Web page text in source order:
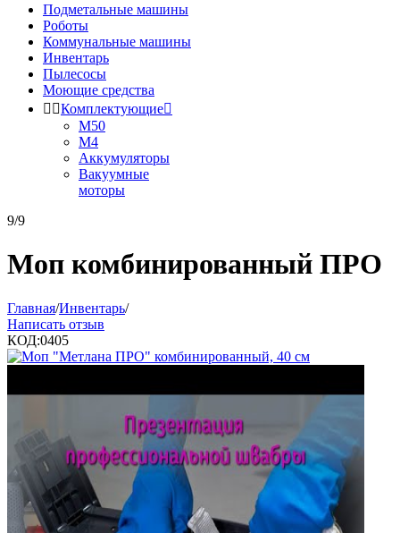
Подметальные машины
Роботы
Коммунальные машины
Инвентарь
Пылесосы
Моющие средства
 Комплектующие
М50
М4
Аккумуляторы
Вакуумные
моторы
9/9
Моп комбинированный ПРО
Главная/Инвентарь/
Написать отзыв
КОД:0405